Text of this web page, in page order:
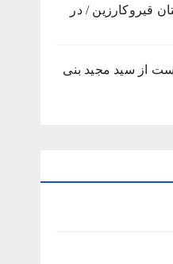
قیروکارزین / در
از سید مجید بنی